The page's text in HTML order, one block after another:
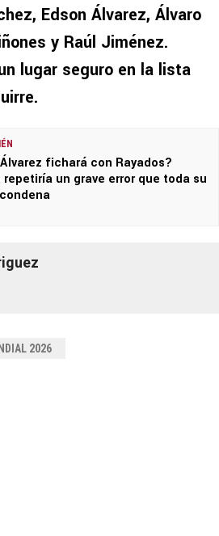
Edson Álvarez, Álvaro
y Raúl Jiménez.
lugar seguro en la lista
fichará con Rayados?
repetiría un grave error que toda su
2026